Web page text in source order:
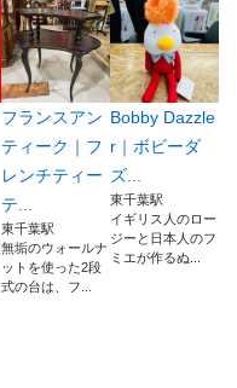
フランスアン
ティーク｜フ
レンチティー
テ...
東千葉駅
無垢のウォールナ
ットを使った2段
式の台は、フ...
Bobby Dazzle
r｜ボビーダ
ズ...
東千葉駅
イギリス人のロー
ジーと日本人のフ
ミエが作るぬ...